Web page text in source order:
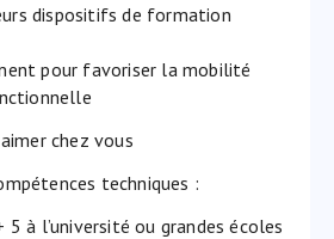
dispositifs de formation
pour favoriser la mobilité
chez vous
techniques :
à l’université ou grandes écoles